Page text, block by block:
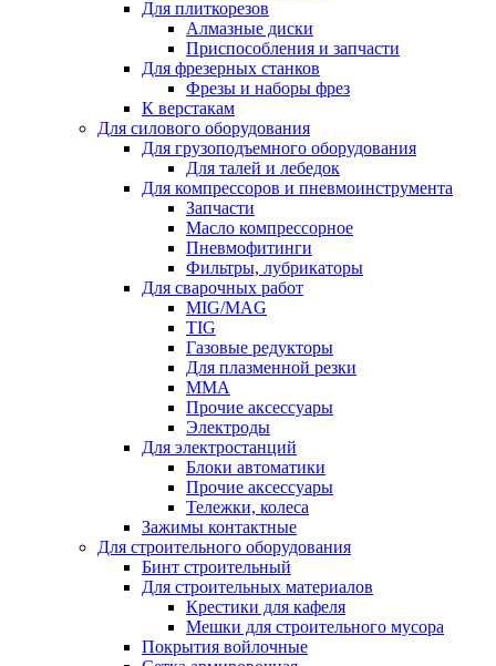
Для плиткорезов
Алмазные диски
Приспособления и запчасти
Для фрезерных станков
Фрезы и наборы фрез
К верстакам
Для силового оборудования
Для грузоподъемного оборудования
Для талей и лебедок
Для компрессоров и пневмоинструмента
Запчасти
Масло компрессорное
Пневмофитинги
Фильтры, лубрикаторы
Для сварочных работ
MIG/MAG
TIG
Газовые редукторы
Для плазменной резки
ММА
Прочие аксессуары
Электроды
Для электростанций
Блоки автоматики
Прочие аксессуары
Тележки, колеса
Зажимы контактные
Для строительного оборудования
Бинт строительный
Для строительных материалов
Крестики для кафеля
Мешки для строительного мусора
Покрытия войлочные